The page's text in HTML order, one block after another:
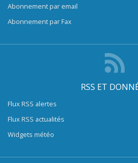
Abonnement par email
Abonnement par Fax
RSS ET
Flux RSS alertes
Flux RSS actualités
Widgets météo